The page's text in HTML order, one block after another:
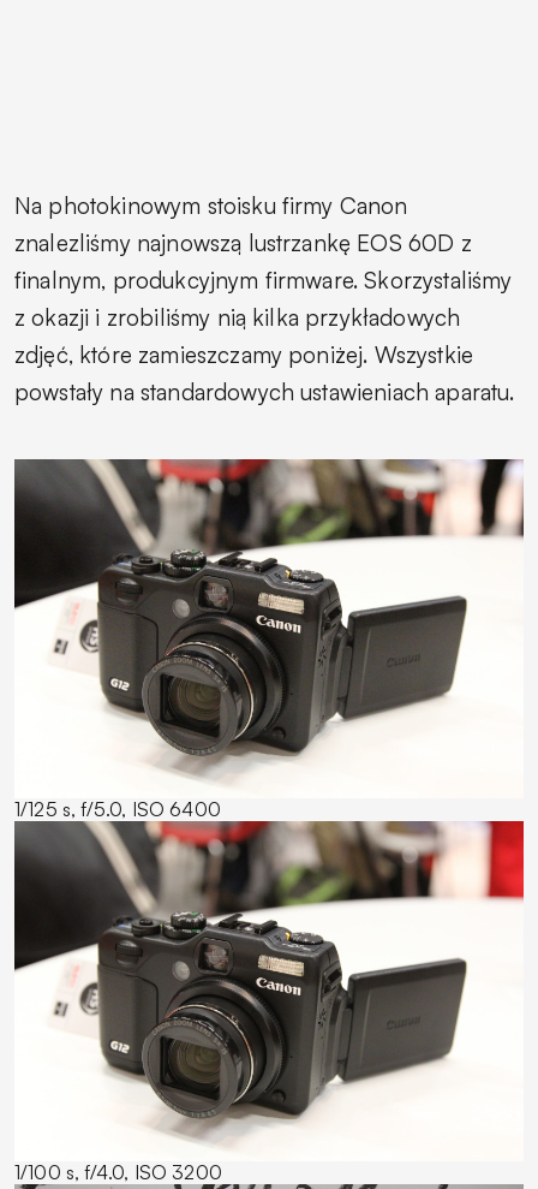
Na photokinowym stoisku firmy Canon
znalezliśmy najnowszą lustrzankę EOS 60D z
finalnym, produkcyjnym firmware. Skorzystaliśmy
z okazji i zrobiliśmy nią kilka przykładowych
zdjęć, które zamieszczamy poniżej. Wszystkie
powstały na standardowych ustawieniach aparatu.
1/125 s, f/5.0, ISO 6400
1/100 s, f/4.0, ISO 3200